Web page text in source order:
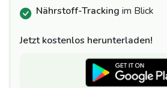
Nährstoff-Tracking im Blick
Jetzt kostenlos herunterladen!